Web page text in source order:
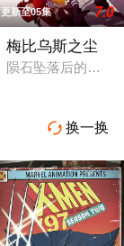
更新至05集 7.0
梅比乌斯之尘
陨石坠落后的第十
 换一换